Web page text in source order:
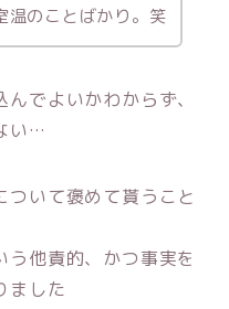
温のことばかり。笑
でよいかわからず、
い…
ついて褒めて貰うこと
う他責的、かつ事実を
ました